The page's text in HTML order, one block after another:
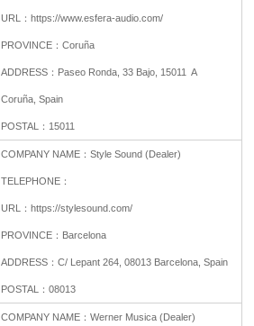
URL： https://www.esfera-audio.com/
PROVINCE： Coruña
ADDRESS： Paseo Ronda, 33 Bajo, 15011 A
Coruña, Spain
POSTAL： 15011
COMPANY NAME： Style Sound (Dealer)
TELEPHONE：
URL： https://stylesound.com/
PROVINCE： Barcelona
ADDRESS： C/ Lepant 264, 08013 Barcelona, Spain
POSTAL： 08013
COMPANY NAME： Werner Musica (Dealer)